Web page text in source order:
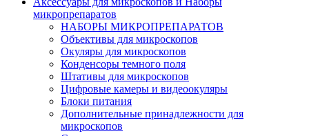
микропрепаратов
НАБОРЫ МИКРОПРЕПАРАТОВ
Объективы для микроскопов
Окуляры для микроскопов
Конденсоры темного поля
Штативы для микроскопов
Цифровые камеры и видеоокуляры
Блоки питания
Дополнительные принадлежности для
микроскопов